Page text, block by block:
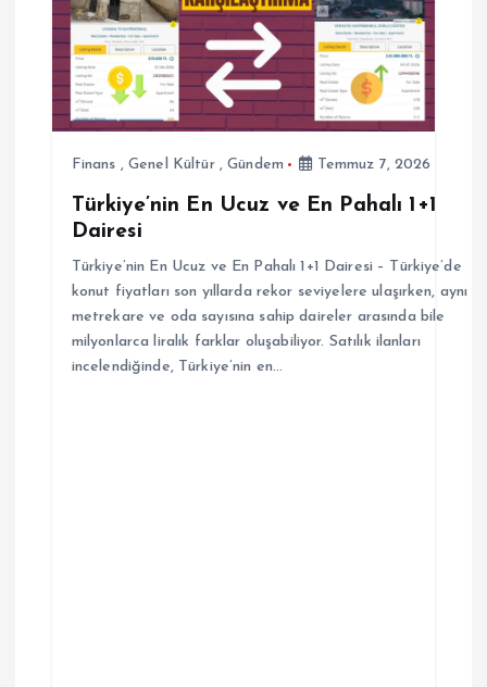
n
m
Finans ,Genel Kültür,Gündem Temmuz 7, 2026
Türkiye’nin En Ucuz ve En Pahalı 1+1
Dairesi
Türkiye’nin En Ucuz ve En Pahalı 1+1 Dairesi – Türkiye’de
konut fiyatları son yıllarda rekor seviyelere ulaşırken, aynı
metrekare ve oda sayısına sahip daireler arasında bile
milyonlarca liralık farklar oluşabiliyor. Satılık ilanları
incelendiğinde, Türkiye’nin en…